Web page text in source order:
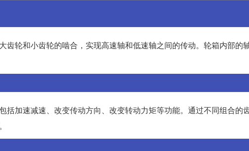
齿轮和小齿轮的啮合，实现高速轴和低速轴之间的传动。轮箱内部的
括加速减速、改变传动方向、改变转动力矩等功能。通过不同组合的